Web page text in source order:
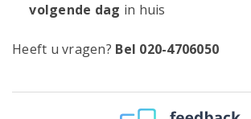
volgende dag in huis
Heeft u vragen? Bel 020-4706050